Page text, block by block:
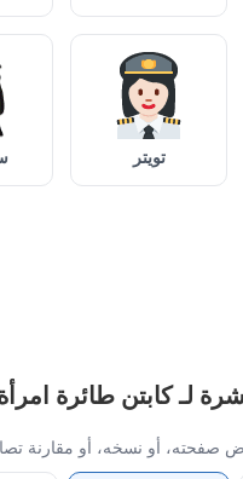
تويتر
لـ كابتن طائرة
صفحته، أو نسخه، أو مقارنة